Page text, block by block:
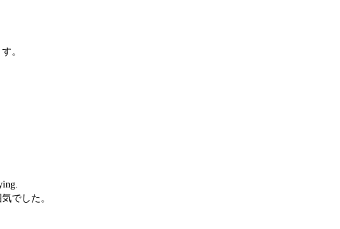
。
でした。